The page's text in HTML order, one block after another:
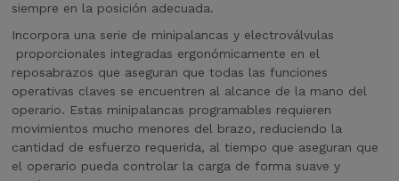
siempre en la posición adecuada.
Incorpora una serie de minipalancas y electroválvulas
proporcionales integradas ergonómicamente en el
reposabrazos que aseguran que todas las funciones
operativas claves se encuentren al alcance de la mano del
operario. Estas minipalancas programables requieren
movimientos mucho menores del brazo, reduciendo la
cantidad de esfuerzo requerida, al tiempo que aseguran que
el operario pueda controlar la carga de forma suave y